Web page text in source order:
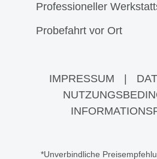
Professioneller
Probefahrt vor Ort
IMPRESSUM
*Unverbindliche